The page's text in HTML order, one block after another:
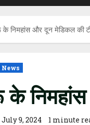
निमहांस और दून मेडिकल की
निमहांस
July 9, 2024 1 minute